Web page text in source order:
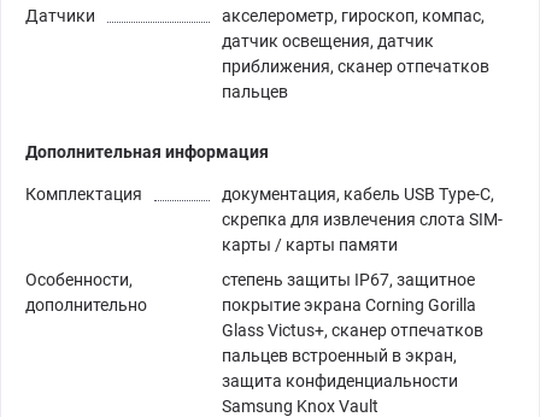
Датчики
акселерометр, гироскоп, компас,
датчик освещения, датчик
приближения, сканер отпечатков
пальцев
Дополнительная информация
Комплектация
документация, кабель USB Type-C,
скрепка для извлечения слота SIM-
карты / карты памяти
Особенности,
дополнительно
степень защиты IP67, защитное
покрытие экрана Corning Gorilla
Glass Victus+, сканер отпечатков
пальцев встроенный в экран,
защита конфиденциальности
Samsung Knox Vault